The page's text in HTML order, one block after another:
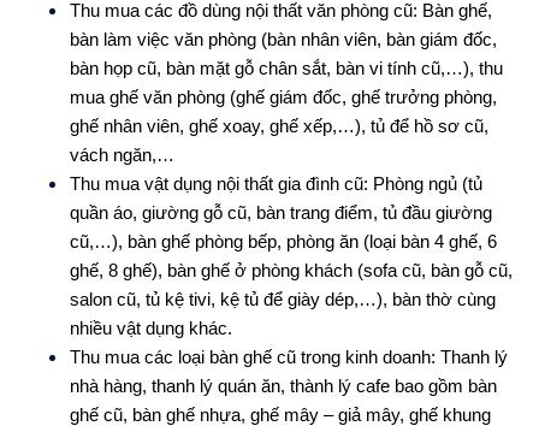
Thu mua các đồ dùng nội thất văn phòng cũ: Bàn ghế,
bàn làm việc văn phòng (bàn nhân viên, bàn giám đốc,
bàn họp cũ, bàn mặt gỗ chân sắt, bàn vi tính cũ,…), thu
mua ghế văn phòng (ghế giám đốc, ghế trưởng phòng,
ghế nhân viên, ghế xoay, ghế xếp,…), tủ để hồ sơ cũ,
vách ngăn,…
Thu mua vật dụng nội thất gia đình cũ: Phòng ngủ (tủ
quần áo, giường gỗ cũ, bàn trang điểm, tủ đầu giường
cũ,…), bàn ghế phòng bếp, phòng ăn (loại bàn 4 ghế, 6
ghế, 8 ghế), bàn ghế ở phòng khách (sofa cũ, bàn gỗ cũ,
salon cũ, tủ kệ tivi, kệ tủ để giày dép,…), bàn thờ cùng
nhiều vật dụng khác.
Thu mua các loại bàn ghế cũ trong kinh doanh: Thanh lý
nhà hàng, thanh lý quán ăn, thành lý cafe bao gồm bàn
ghế cũ, bàn ghế nhựa, ghế mây – giả mây, ghế khung